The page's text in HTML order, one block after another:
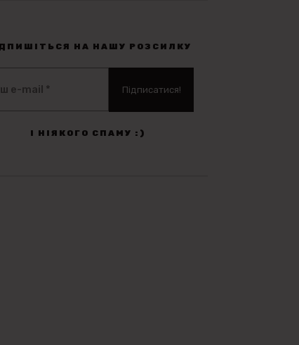
НА НАШУ РОЗСИЛКУ
І НІЯКОГО СПАМУ :)